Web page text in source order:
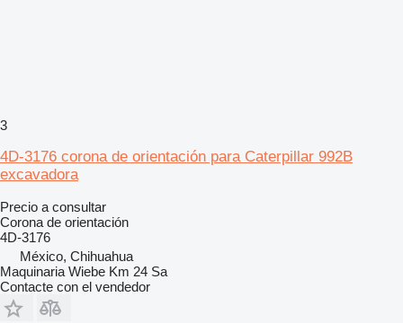
3
4D-3176 corona de orientación para Caterpillar 992B
excavadora
Precio a consultar
Corona de orientación
4D-3176
México, Chihuahua
Maquinaria Wiebe Km 24 Sa
Contacte con el vendedor